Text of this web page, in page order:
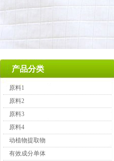
原料1
原料2
原料3
原料4
动植物提取物
有效成分单体
产品分类